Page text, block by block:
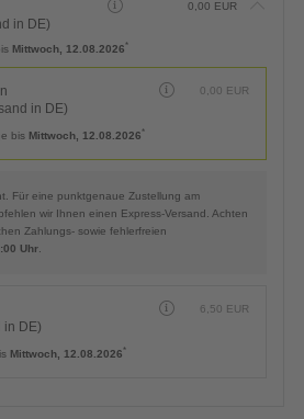
in DE)
0,00 EUR
Mittwoch, 12.08.2026*
in DE)
0,00 EUR
bis Mittwoch, 12.08.2026*
Für eine punktgenaue Zustellung am
wir Ihnen einen Express-Versand. Achten
Zahlungs- sowie fehlerfreien
Uhr
in DE)
6,50 EUR
Mittwoch, 12.08.2026*